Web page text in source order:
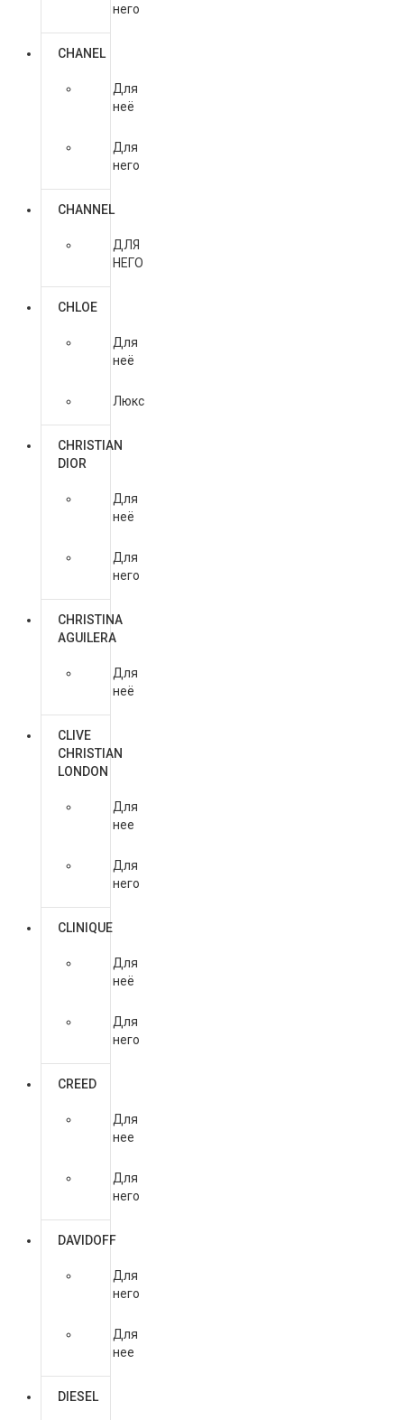
него
CHANEL
Для
неё
Для
него
CHANNEL
ДЛЯ
НЕГО
CHLOE
Для
неё
Люкс
CHRISTIAN
DIOR
Для
неё
Для
него
CHRISTINA
AGUILERA
Для
неё
CLIVE
CHRISTIAN
LONDON
Для
нее
Для
него
CLINIQUE
Для
неё
Для
него
CREED
Для
нее
Для
него
DAVIDOFF
Для
него
Для
нее
DIESEL